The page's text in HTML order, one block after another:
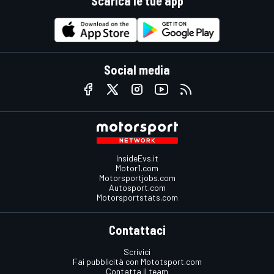
Social media
InsideEvs.it
Motor1.com
Motorsportjobs.com
Autosport.com
Motorsportstats.com
Contattaci
Scrivici
Fai pubblicità con Mototsport.com
Contatta il team